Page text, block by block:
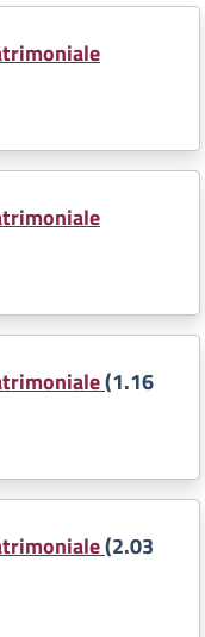
(1.16
(2.03